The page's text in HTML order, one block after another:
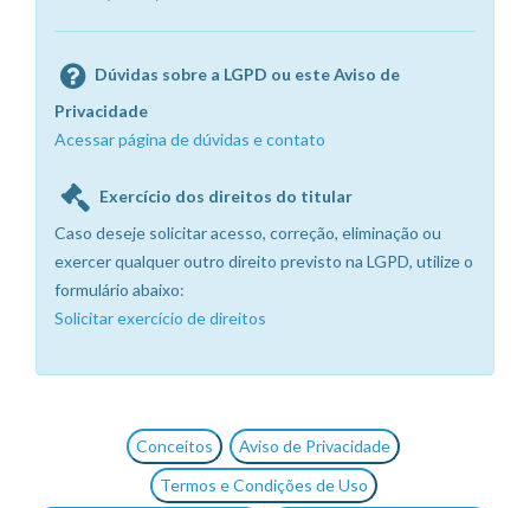
Dúvidas sobre a LGPD ou este Aviso de
Privacidade
Acessar página de dúvidas e contato
Exercício dos direitos do titular
Caso deseje solicitar acesso, correção, eliminação ou
exercer qualquer outro direito previsto na LGPD, utilize o
formulário abaixo:
Solicitar exercício de direitos
Conceitos Aviso de Privacidade
Termos e Condições de Uso